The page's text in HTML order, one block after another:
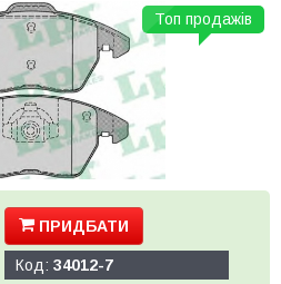
Топ продажів
ПРИДБАТИ
Код: 34012-7